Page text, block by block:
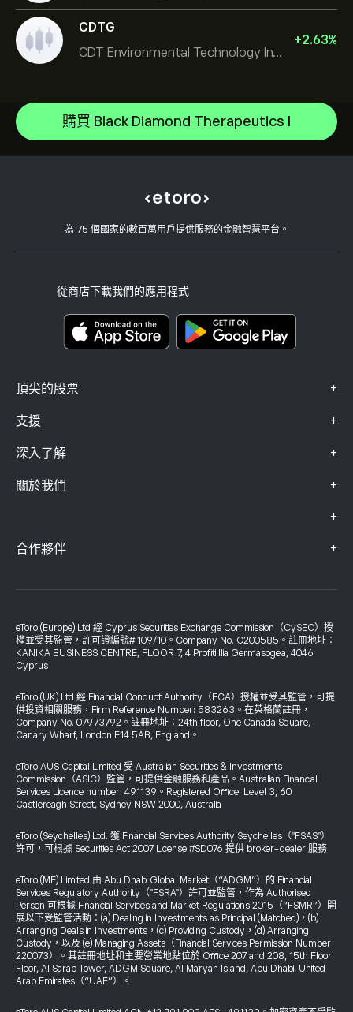
CDTG
CDT Environmental Technology Investment Holdings L
+2.63%
購買 Black Diamond Therapeutics I
為 75 個國家的數百萬用戶提供服務的金融智慧平台。
從商店下載我們的應用程式
頂尖的股票 +
Micron Technology, Inc.
Alphabet Inc Class A
JPMorgan Chase & Co
支援 +
如何存款
如何提款
開設帳戶
用戶端漏洞
深入了解 +
CopyTrading 如何運作
負責任的交易
關於我們 +
為什麼選擇 eToro
我們的辦事處
+
風險揭露
關鍵資訊文件
投訴資料（FCA 客戶）
合作夥伴 +
投資保險
eToro (Europe) Ltd 經 Cyprus Securities Exchange Commission（CySEC）授
權並受其監管，許可證編號# 109/10。Company No. C200585。註冊地址：
KANIKA BUSINESS CENTRE, FLOOR 7, 4 Profiti Ilia Germasogeia, 4046
Cyprus
eToro (UK) Ltd 經 Financial Conduct Authority（FCA）授權並受其監管，可提
供投資相關服務，Firm Reference Number: 583263。在英格蘭註冊，
Company No. 07973792。註冊地址：24th floor, One Canada Square,
Canary Wharf, London E14 5AB, England。
eToro AUS Capital Limited 受 Australian Securities & Investments
Commission（ASIC）監管，可提供金融服務和產品。Australian Financial
Services Licence number: 491139。Registered Office: Level 3, 60
Castlereagh Street, Sydney NSW 2000, Australia
eToro (Seychelles) Ltd. 獲 Financial Services Authority Seychelles（"FSAS"）
許可，可根據 Securities Act 2007 License #SD076 提供 broker-dealer 服務
eToro (ME) Limited 由 Abu Dhabi Global Market（“ADGM”）的 Financial
Services Regulatory Authority（"FSRA"）許可並監管，作為 Authorised
Person 可根據 Financial Services and Market Regulations 2015（“FSMR”）開
展以下受監管活動：(a) Dealing in Investments as Principal (Matched)，(b)
Arranging Deals in Investments，(c) Providing Custody，(d) Arranging
Custody，以及 (e) Managing Assets（Financial Services Permission Number
220073）。其註冊地址和主要營業地點位於 Office 207 and 208, 15th Floor
Floor, Al Sarab Tower, ADGM Square, Al Maryah Island, Abu Dhabi, United
Arab Emirates（“UAE”）。